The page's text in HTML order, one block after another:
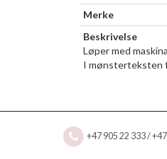
Merke
Beskrivelse
Løper med
I mønsterteksten
+47 905 22 333 /